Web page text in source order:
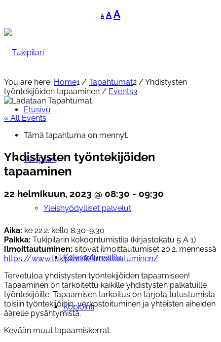
A
Decrease
font
A Reset
font
AIncrease
Etusivu
Tukipilari
Yleishyödylliset palvelut
Kokoontumistila
Kopiointi
You are here: Home1 / Tapahtumat2 / Yhdistysten
työntekijöiden tapaaminen / Events3
« All Events
Tämä tapahtuma on mennyt.
Yhdistysten työntekijöiden
tapaaminen
22 helmikuun, 2023 @ 08:30 - 09:30
Aika: ke 22.2. kello 8.30-9.30
Paikka: Tukipilarin kokoontumistila (kirjastokatu 5 A 1)
Ilmoittautuminen: sitovat ilmoittautumiset 20.2. mennessä
https://www.tukipilari.fi/ilmoittautuminen/
Tervetuloa yhdistysten työntekijöiden tapaamiseen!
Tapaaminen on tarkoitettu kaikille yhdistysten palkatuille
työntekijöille. Tapaamisen tarkoitus on tarjota tutustumista
toisiin työntekijöihin, verkostoituminen ja yhteisten aiheiden
äärelle pysähtymistä.
Kevään muut tapaamiskerrat: